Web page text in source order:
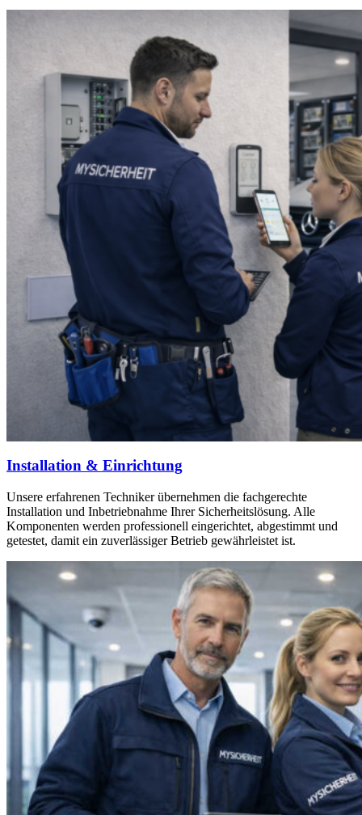
Installation & Einrichtung
Unsere erfahrenen Techniker übernehmen die fachgerechte
Installation und Inbetriebnahme Ihrer Sicherheitslösung. Alle
Komponenten werden professionell eingerichtet, abgestimmt und
getestet, damit ein zuverlässiger Betrieb gewährleistet ist.